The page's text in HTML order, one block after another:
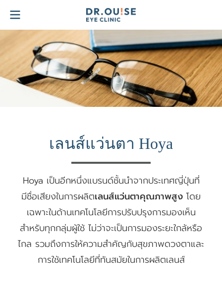
เลนส์แว่นตา Hoya
Hoya เป็นอีกหนึ่งแบรนด์ชั้นนำจากประเทศญี่ปุ่นที่
มีชื่อเสียงในการผลิตเลนส์แว่นตาคุณภาพสูง โดย
เฉพาะในด้านเทคโนโลยีการปรับปรุงการมองเห็น
สำหรับทุกกลุ่มผู้ใช้ ไม่ว่าจะเป็นการมองระยะใกล้หรือ
ไกล รวมถึงการให้ความสำคัญกับสุขภาพดวงตาและ
การใช้เทคโนโลยีที่ทันสมัยในการผลิตเลนส์